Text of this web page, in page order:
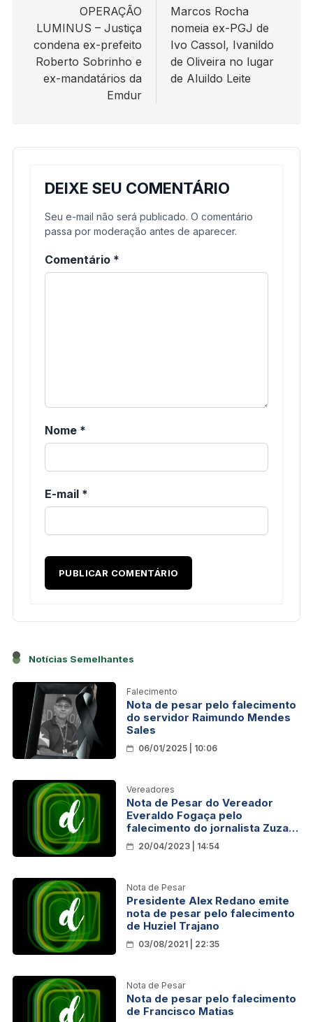
Post
OPERAÇÃO
LUMINUS – Justiça
condena ex-prefeito
Roberto Sobrinho e
ex-mandatários da
Emdur
Marcos Rocha
nomeia ex-PGJ de
Ivo Cassol, Ivanildo
de Oliveira no lugar
de Aluildo Leite
DEIXE SEU COMENTÁRIO
Seu e-mail não será publicado. O comentário
passa por moderação antes de aparecer.
Comentário *
Nome *
E-mail *
Notícias Semelhantes
Falecimento
Nota de pesar pelo falecimento
do servidor Raimundo Mendes
Sales
06/01/2025 | 10:06
Vereadores
Nota de Pesar do Vereador
Everaldo Fogaça pelo
falecimento do jornalista Zuza
Carneiro
20/04/2023 | 14:54
Nota de Pesar
Presidente Alex Redano emite
nota de pesar pelo falecimento
de Huziel Trajano
03/08/2021 | 22:35
Nota de Pesar
Nota de pesar pelo falecimento
de Francisco Matias